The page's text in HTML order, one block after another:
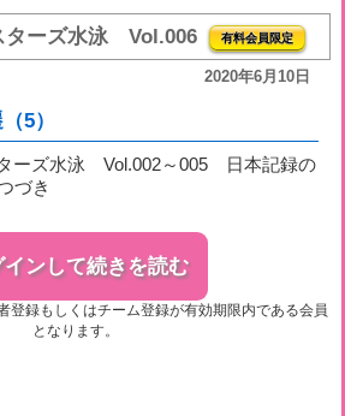
ターズ水泳 Vol.006 有料会員限定
2020年6月10日
5）
ターズ水泳 Vol.002～005 日本記録の
づき
インして続きを読む
登録もしくはチーム登録が有効期限内である会員
となります。